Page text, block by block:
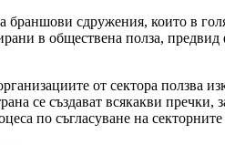
браншови сдружения, които в
в обществена полза,
от сектора ползва
се създават всякакви
по съгласуване на